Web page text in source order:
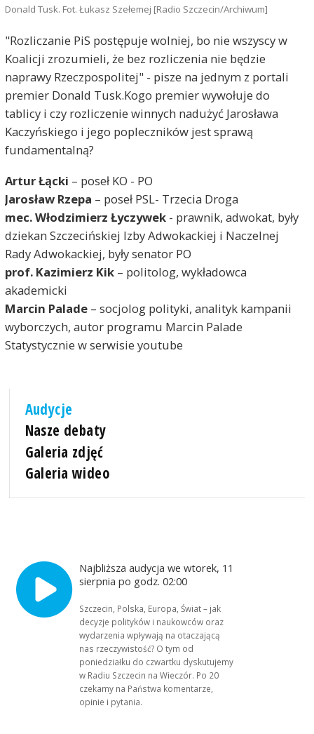
Donald Tusk. Fot. Łukasz Szełemej [Radio Szczecin/Archiwum]
"Rozliczanie PiS postępuje wolniej, bo nie wszyscy w
Koalicji zrozumieli, że bez rozliczenia nie będzie
naprawy Rzeczpospolitej" - pisze na jednym z portali
premier Donald Tusk.Kogo premier wywołuje do
tablicy i czy rozliczenie winnych nadużyć Jarosława
Kaczyńskiego i jego popleczników jest sprawą
fundamentalną?
Artur Łącki – poseł KO - PO
Jarosław Rzepa – poseł PSL- Trzecia Droga
mec. Włodzimierz Łyczywek- prawnik, adwokat, były
dziekan Szczecińskiej Izby Adwokackiej i Naczelnej
Rady Adwokackiej, były senator PO
prof. Kazimierz Kik– politolog, wykładowca
akademicki
Marcin Palade– socjolog polityki, analityk kampanii
wyborczych, autor programu Marcin Palade
Statystycznie w serwisie youtube
Audycje
Nasze debaty
Galeria zdjęć
Galeria wideo
Najbliższa audycja we wtorek, 11
sierpnia po godz. 02:00
Szczecin, Polska, Europa, Świat – jak
decyzje polityków i naukowców oraz
wydarzenia wpływają na otaczającą
nas rzeczywistość? O tym od
poniedziałku do czwartku dyskutujemy
w Radiu Szczecin na Wieczór. Po 20
czekamy na Państwa komentarze,
opinie i pytania.